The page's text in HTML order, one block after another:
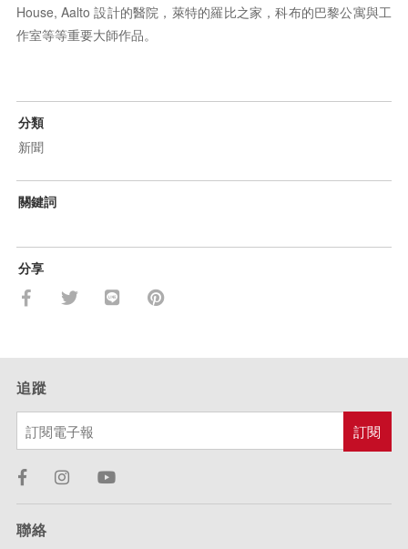
House, Aalto 設計的醫院，萊特的羅比之家，科布的巴黎公寓與工
作室等等重要大師作品。
分類
新聞
關鍵詞
分享
追蹤
聯絡